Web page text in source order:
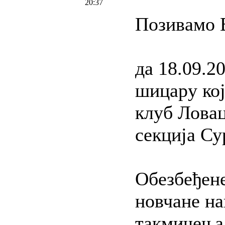
20:37
Позивамо
да
шицару
клуб
секција
новчане